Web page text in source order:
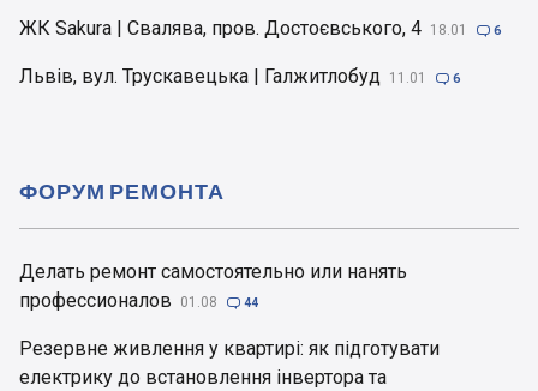
ЖК Sakura | Свалява, пров. Достоєвського, 4 18.01  6
Львів, вул. Трускавецька | Галжитлобуд 11.01  6
Делать ремонт самостоятельно или нанять
профессионалов
01.08  44
Резервне живлення у квартирі: як підготувати
електрику до встановлення інвертора та
ФОРУМ РЕМОНТА